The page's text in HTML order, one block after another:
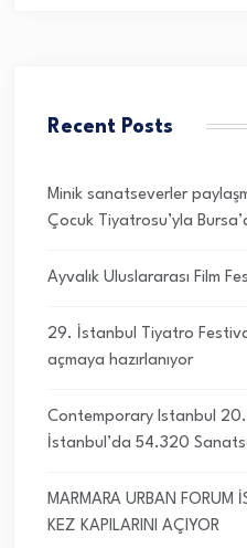
Recent Posts
Minik sanatseverler
Çocuk Tiyatrosu’yla
Ayvalık Uluslararası Film
29. İstanbul Tiyatro
açmaya hazırlanıyor
Contemporary Istanbul
İstanbul’da 54.320
MARMARA URBAN FORUM
KEZ KAPILARINI AÇIYOR